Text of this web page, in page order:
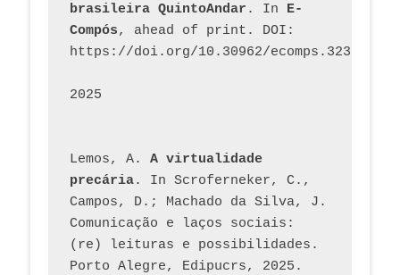
brasileira QuintoAndar . In E-
Compós, ahead of print. DOI:
https://doi.org/10.30962/ecomps.3231
2025
Lemos, A. A virtualidade
precária. In Scroferneker, C.,
Campos, D.; Machado da Silva, J.
Comunicação e laços sociais:
(re) leituras e possibilidades.
Porto Alegre, Edipucrs, 2025.